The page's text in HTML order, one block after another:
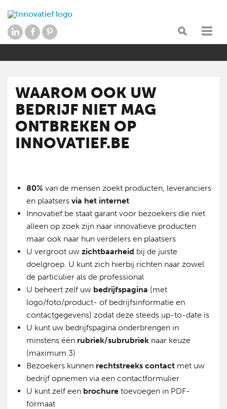
WAAROM OOK UW
BEDRIJF NIET MAG
ONTBREKEN OP
INNOVATIEF.BE
80% van de mensen zoekt producten, leveranciers
en plaatsersvia het internet
Innovatief.be staat garant voor bezoekers die niet
alleen op zoek zijn naar innovatieve producten
maar ook naar hun verdelers en plaatsers
U vergroot uwzichtbaarheid bij de juiste
doelgroep. U kunt zich hierbij richten naar zowel
de particulier als de professional
U beheert zelf uw bedrijfspagina (met
logo/foto/product- of bedrijfsinformatie en
contactgegevens) zodat deze steeds up-to-date is
U kunt uw bedrijfspagina onderbrengen in
minstens één rubriek/subrubriek naar keuze
(maximum 3)
Bezoekers kunnen rechtstreeks contact met uw
bedrijf opnemen via een contactformulier
U kunt zelf een brochure toevoegen in PDF-
formaat